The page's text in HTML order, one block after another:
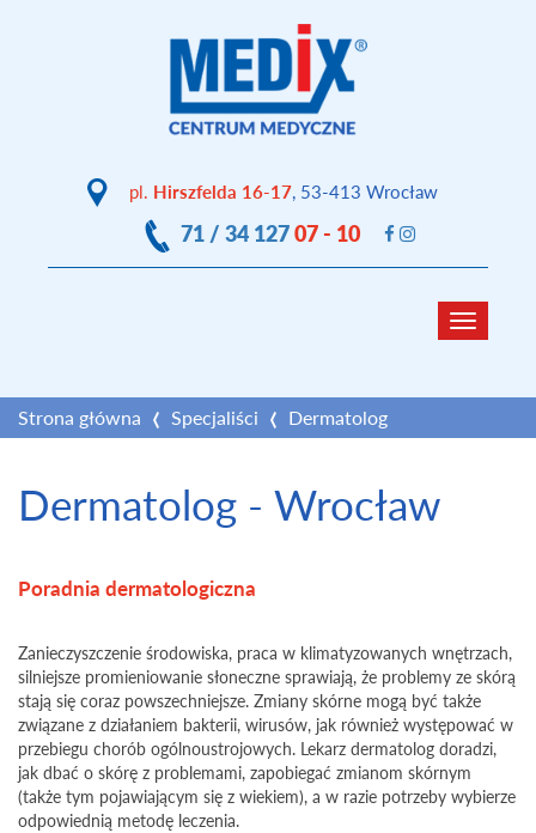
pl. Hirszfelda 16-17, 53-413 Wrocław
71 / 34 12707 - 10
Toggle
Strona główna Specjaliści Dermatolog
Dermatolog - Wrocław
Poradnia dermatologiczna
Zanieczyszczenie środowiska, praca w klimatyzowanych wnętrzach,
silniejsze promieniowanie słoneczne sprawiają, że problemy ze skórą
stają się coraz powszechniejsze. Zmiany skórne mogą być także
związane z działaniem bakterii, wirusów, jak również występować w
przebiegu chorób ogólnoustrojowych. Lekarz dermatolog doradzi,
jak dbać o skórę z problemami, zapobiegać zmianom skórnym
(także tym pojawiającym się z wiekiem), a w razie potrzeby wybierze
odpowiednią metodę leczenia.